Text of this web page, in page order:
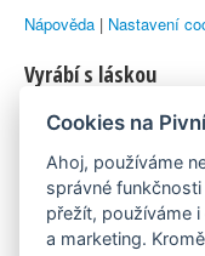
Nápověda | Nastavení
Vyrábí s láskou
© 2010–2026 byLukáš
Máme rádi
Pivní.info
Cookies na
Ahoj, používáme
správné
přežít, používáme
a marketing.